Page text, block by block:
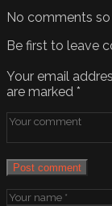
No comments so
Be first to leave
Your email
are marked *
Post comment